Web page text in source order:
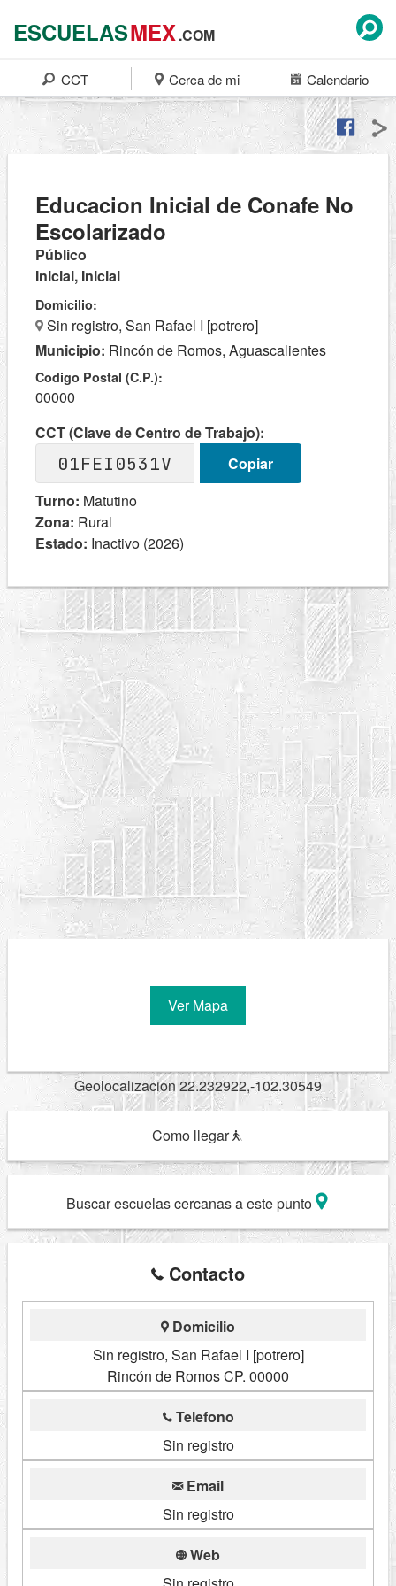
ESCUELASMEX.COM
CCT Cerca de mi Calendario
Educacion Inicial de Conafe No
Escolarizado
Público
Inicial, Inicial
Domicilio:
Sin registro, San Rafael I [potrero]
Municipio: Rincón de Romos, Aguascalientes
Codigo Postal (C.P.):
00000
CCT (Clave de Centro de Trabajo):
01FEI0531V
Copiar
Turno: Matutino
Zona: Rural
Estado: Inactivo (2026)
Ver Mapa
Geolocalizacion 22.232922,-102.30549
Como llegar
Buscar escuelas cercanas a este punto
Contacto
Domicilio
Sin registro, San Rafael I [potrero]
Rincón de Romos CP. 00000
Telefono
Sin registro
Email
Sin registro
Web